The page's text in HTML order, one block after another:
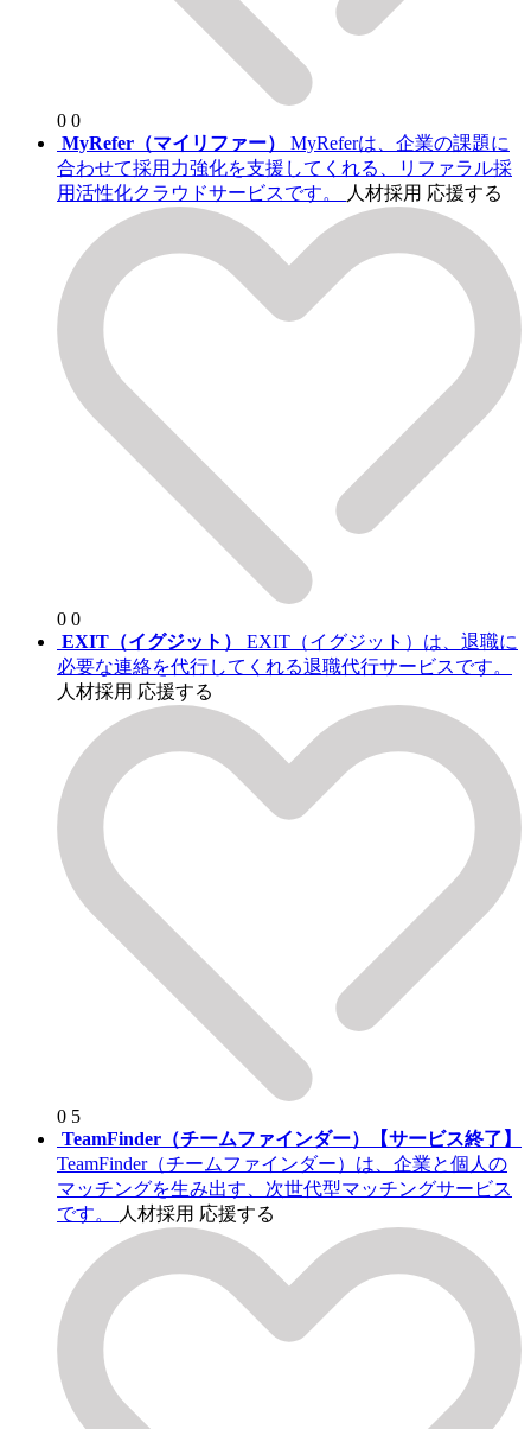
0 0
MyRefer（マイリファー）
MyReferは、企業の課題に
合わせて採用力強化を支援してくれる、リファラル採
用活性化クラウドサービスです。
人材採用 応援する
0 0
EXIT（イグジット）
EXIT（イグジット）は、退職に
必要な連絡を代行してくれる退職代行サービスです。
人材採用 応援する
0 5
TeamFinder（チームファインダー）【サービス終了】
TeamFinder（チームファインダー）は、企業と個人の
マッチングを生み出す、次世代型マッチングサービス
です。
人材採用 応援する